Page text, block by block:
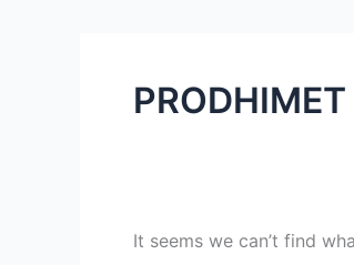
It seems we can’t find